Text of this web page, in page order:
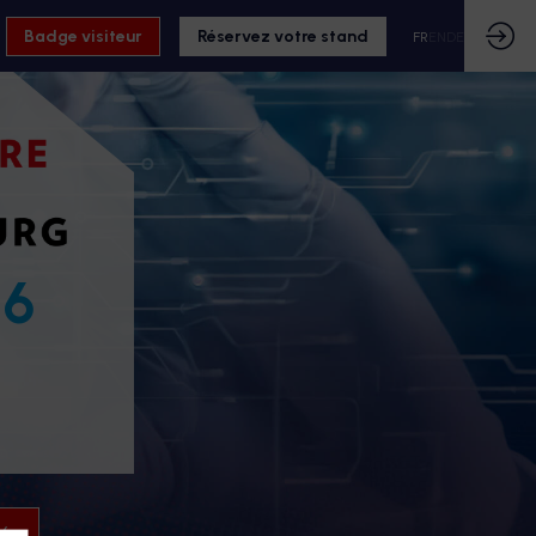
Badge visiteur Réservez votre stand FR